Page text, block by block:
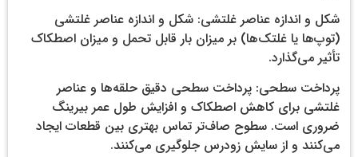
شکل و اندازه عناصر غلتشی: شکل و اندازه عناصر غلتشی
(توپ‌ها یا غلتک‌ها) بر میزان بار قابل تحمل و میزان اصطکاک
تأثیر می‌گذارد.
پرداخت سطحی: پرداخت سطحی دقیق حلقه‌ها و عناصر
غلتشی برای کاهش اصطکاک و افزایش طول عمر بیرینگ
ضروری است. سطوح صاف‌تر تماس بهتری بین قطعات ایجاد
می‌کنند و از سایش زودرس جلوگیری می‌کنند.